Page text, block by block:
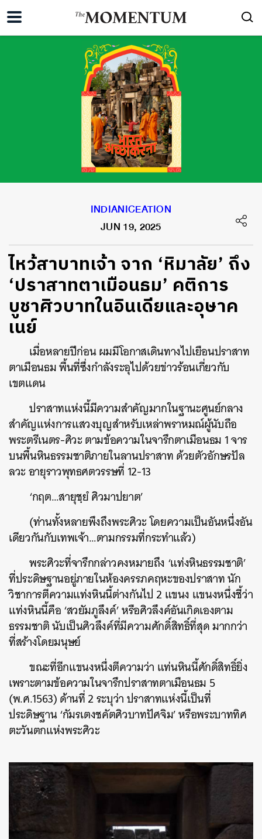
INDIANICEATION
JUN 19, 2025
ไหว้สาบาทเจ้า จาก ‘หิมาลัย’ ถึง
‘ปราสาทตาเมือนธม’ คติการ
บูชาศิวบาทในอินเดียและอุษาค
เนย์
เมื่อหลายปีก่อน ผมมีโอกาสเดินทางไปเยือนปราสาท
ตาเมือนธม พื้นที่ซึ่งกำลังระอุไปด้วยข่าวร้อนเกี่ยวกับ
เขตแดน
ปราสาทแห่งนี้มีความสำคัญมากในฐานะศูนย์กลาง
สำคัญแห่งการแสวงบุญสำหรับเหล่าพราหมณ์ผู้นับถือ
พระตรีเนตร-ศิวะ ตามข้อความในจารึกตาเมือนธม 1 จาร
บนพื้นหินธรรมชาติภายในลานปราสาท ด้วยตัวอักษรปัล
ลวะ อายุราวพุทธศตวรรษที่ 12-13
‘กฤต…สายุชฺยํ ศิวมาปยาต’
(ท่านทั้งหลายพึงถึงพระศิวะ โดยความเป็นอันหนึ่งอัน
เดียวกันกับเทพเจ้า…ตามกรรมที่กระทําแล้ว)
พระศิวะที่จารึกกล่าวคงหมายถึง ‘แท่งหินธรรมชาติ’
ที่ประดิษฐานอยู่ภายในห้องครรภคฤหะของปราสาท นัก
วิชาการตีความแท่งหินนี้ต่างกันไป 2 แขนง แขนงหนึ่งชี้ว่า
แท่งหินนี้คือ ‘สวยัมภูลึงค์’ หรือศิวลึงค์อันเกิดเองตาม
ธรรมชาติ นับเป็นศิวลึงค์ที่มีความศักดิ์สิทธิ์ที่สุด มากกว่า
ที่สร้างโดยมนุษย์
ขณะที่อีกแขนงหนึ่งตีความว่า แท่นหินนี้ศักดิ์สิทธิ์ยิ่ง
เพราะตามข้อความในจารึกปราสาทตาเมือนธม 5
(พ.ศ.1563) ด้านที่ 2 ระบุว่า ปราสาทแห่งนี้เป็นที่
ประดิษฐาน ‘กัมรเตงชคัตศิวบาทปัศจิม’ หรือพระบาททิศ
ตะวันตกแห่งพระศิวะ